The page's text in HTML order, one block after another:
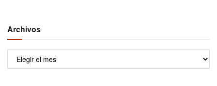
Archivos
Archivos